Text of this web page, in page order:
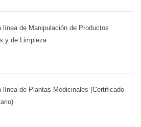
línea de Manipulación de Productos
y de Limpieza
línea de Plantas Medicinales (Certificado